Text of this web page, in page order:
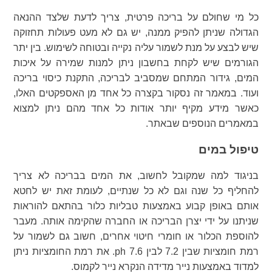
כל מי שחולם על בריכה פרטית, צריך לדעת שלצד ההנאה
הגדולה שניתן להפיק ממנה, יש גם לא מעט פעולות תחזוקה
שיש לבצע על מנת לשמור עליה נקייה ובטוחה לשימוש. בין יתר
הגורמים שיש לקחת בחשבון ניתן למנות שמירה על איכות
המים, גידור המתחם שמסביב לבריכה, התקנת כיסוי בריכה
ועוד. במאמר זה נסקור בקצרה כל אחד מן האספקטים האלו,
כאשר מידע מקיף יותר אודות כל אחד מהם ניתן למצוא
במאמרים הנוספים שבאתר.
טיפול במים
בניגוד למה שמקובל לחשוב, את המים בבריכה לא צריך
להחליף כל שנה וגם לא כל שנתיים, לעומת זאת יש לחטא
אותם באופן קבוע באמצעות טבליות כלור בהתאם להוראות
שניתנו על ידי יצרן הבריכה או החברה שהקימה אותה. מעבר
להוספת הכלור או חומרי חיטוי אחרים, חשוב גם לשמור על
רמת חומציות שבין 7.2 לבין 7.6 ph. את רמת החומציות ניתן
למדוד באמצעות נייר מדידה הנקרא נייר לקמוס.